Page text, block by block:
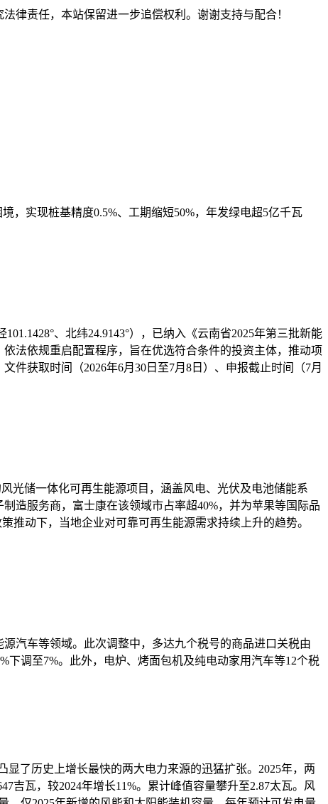
律责任，本站保留进一步追偿权利。谢谢支持与配合！
，实现桩基精度0.5%、工期缩短50%，年发绿电超5亿千瓦
、北纬24.9143°），已纳入《云南省2025年第三批新能
法依规重启配置程序，旨在优选符合条件的投资主体，推动项
件获取时间（2026年6月30日至7月8日）、申报截止时间（7月
光储一体化可再生能源项目，涵盖风电、光伏及电池储能系
造服务商，富士康在该领域市占率超40%，并为苹果等国际品
推动下，当地企业对可靠可再生能源需求持续上升的趋势。
汽车等领域。此次调整中，多达九个税号的商品进口关税由
调至7%。此外，电炉、烤面包机及纯电动家用汽车等12个税
了历史上增长最快的两大电力来源的迅猛扩张。2025年，两
吉瓦，较2024年增长11%。累计峰值容量攀升至2.87太瓦。风